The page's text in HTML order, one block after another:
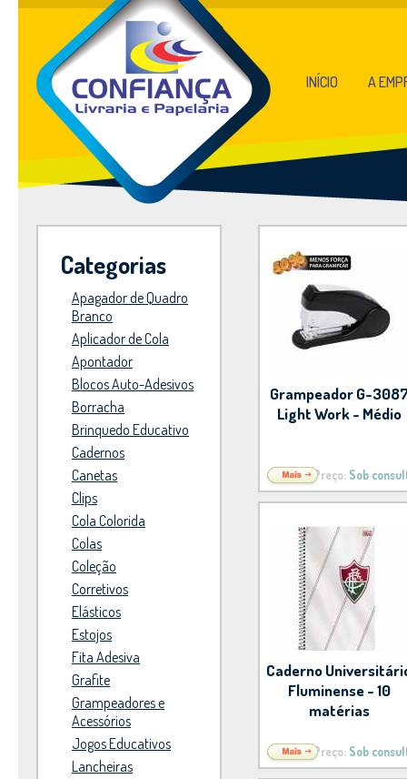
INÍCIO A
Categorias
Apagador de Quadro
Branco
Aplicador de Cola
Apontador
Blocos Auto-Adesivos
Borracha
Brinquedo Educativo
Cadernos
Canetas
Clips
Cola Colorida
Colas
Coleção
Corretivos
Elásticos
Estojos
Fita Adesiva
Grafite
Grampeadores e
Acessórios
Jogos Educativos
Lancheiras
Grampeador G-
Light Work - Médio
Preço: Sob
Caderno
Fluminense - 10
matérias
Preço: Sob